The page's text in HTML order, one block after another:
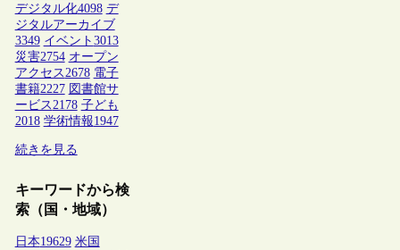
デジタル化4098 デ
ジタルアーカイブ
3349 イベント 3013
災害2754 オープン
アクセス 2678 電子
書籍2227 図書館サ
ービス 2178 子ども
2018 学術情報1947
続きを見る
キーワードから検
索（国・地域）
日本19629 米国